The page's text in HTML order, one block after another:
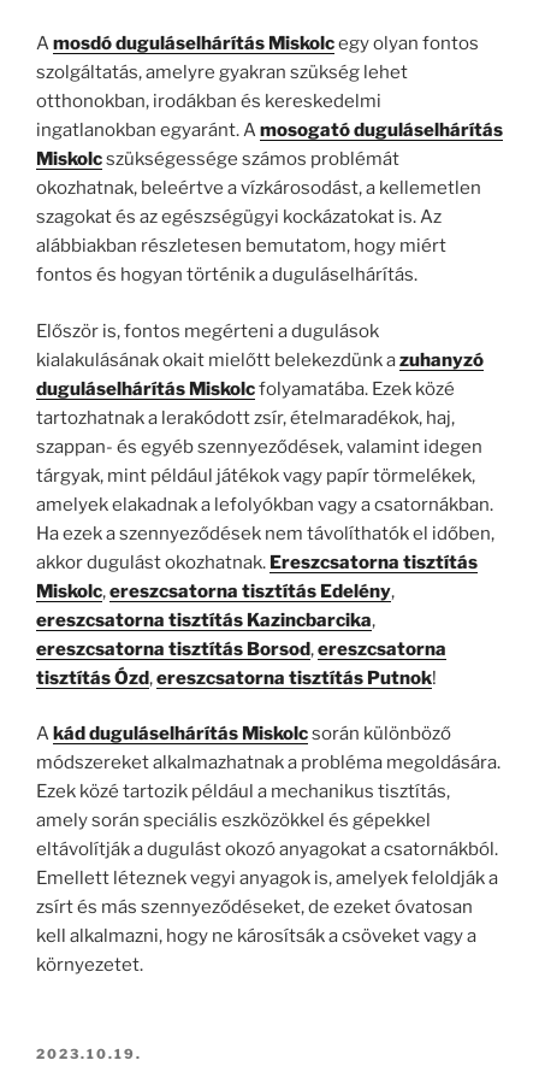
Amosdó duguláselhárítás Miskolcegy olyan fontos
szolgáltatás, amelyre gyakran szükség lehet
otthonokban, irodákban és kereskedelmi
ingatlanokban egyaránt. Amosogató duguláselhárítás
Miskolcszükségessége számos problémát
okozhatnak, beleértve a vízkárosodást, a kellemetlen
szagokat és az egészségügyi kockázatokat is. Az
alábbiakban részletesen bemutatom, hogy miért
fontos és hogyan történik a duguláselhárítás.
Először is, fontos megérteni a dugulások
kialakulásának okait mielőtt belekezdünk azuhanyzó
duguláselhárítás Miskolcfolyamatába. Ezek közé
tartozhatnak a lerakódott zsír, ételmaradékok, haj,
szappan- és egyéb szennyeződések, valamint idegen
tárgyak, mint például játékok vagy papír törmelékek,
amelyek elakadnak a lefolyókban vagy a csatornákban.
Ha ezek a szennyeződések nem távolíthatók el időben,
akkor dugulást okozhatnak. Ereszcsatorna tisztítás
Miskolc,ereszcsatorna tisztítás Edelény,
ereszcsatorna tisztítás Kazincbarcika,
ereszcsatorna tisztítás Borsod,ereszcsatorna
tisztítás Ózd,ereszcsatorna tisztítás Putnok!
Akád duguláselhárítás Miskolcsorán különböző
módszereket alkalmazhatnak a probléma megoldására.
Ezek közé tartozik például a mechanikus tisztítás,
amely során speciális eszközökkel és gépekkel
eltávolítják a dugulást okozó anyagokat a csatornákból.
Emellett léteznek vegyi anyagok is, amelyek feloldják a
zsírt és más szennyeződéseket, de ezeket óvatosan
kell alkalmazni, hogy ne károsítsák a csöveket vagy a
környezetet.
BEKÜLDVE:
2023.10.19.